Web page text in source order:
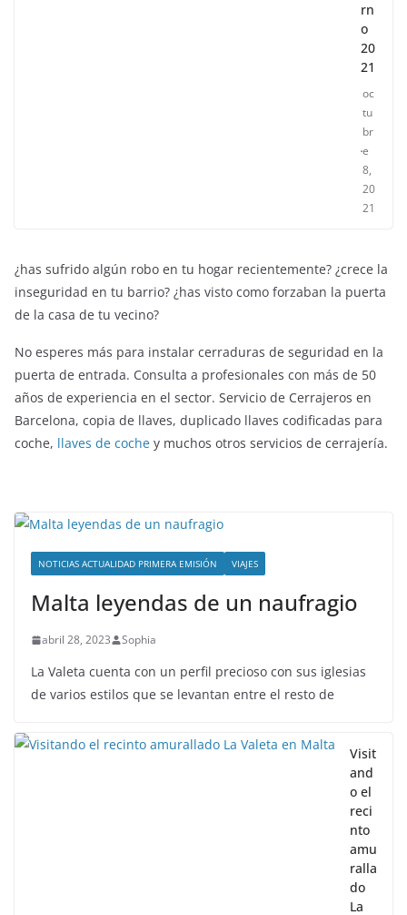
rn
o
20
21
oc
tu
br
e
8,
20
21
¿has sufrido algún robo en tu hogar recientemente? ¿crece la
inseguridad en tu barrio? ¿has visto como forzaban la puerta
de la casa de tu vecino?
No esperes más para instalar cerraduras de seguridad en la
puerta de entrada. Consulta a profesionales con más de 50
años de experiencia en el sector. Servicio de Cerrajeros en
Barcelona, copia de llaves, duplicado llaves codificadas para
coche, llaves de coche y muchos otros servicios de cerrajería.
NOTICIAS ACTUALIDAD PRIMERA EMISIÓN VIAJES
Malta leyendas de un naufragio
abril 28, 2023 Sophia
La Valeta cuenta con un perfil precioso con sus iglesias
de varios estilos que se levantan entre el resto de
Visit
and
o el
reci
nto
amu
ralla
do
La